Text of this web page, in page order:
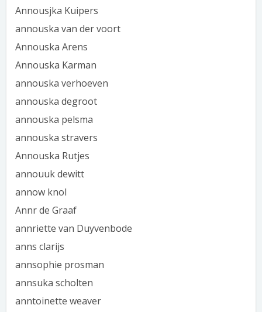
Annousjka Kuipers
annouska van der voort
Annouska Arens
Annouska Karman
annouska verhoeven
annouska degroot
annouska pelsma
annouska stravers
Annouska Rutjes
annouuk dewitt
annow knol
Annr de Graaf
annriette van Duyvenbode
anns clarijs
annsophie prosman
annsuka scholten
anntoinette weaver